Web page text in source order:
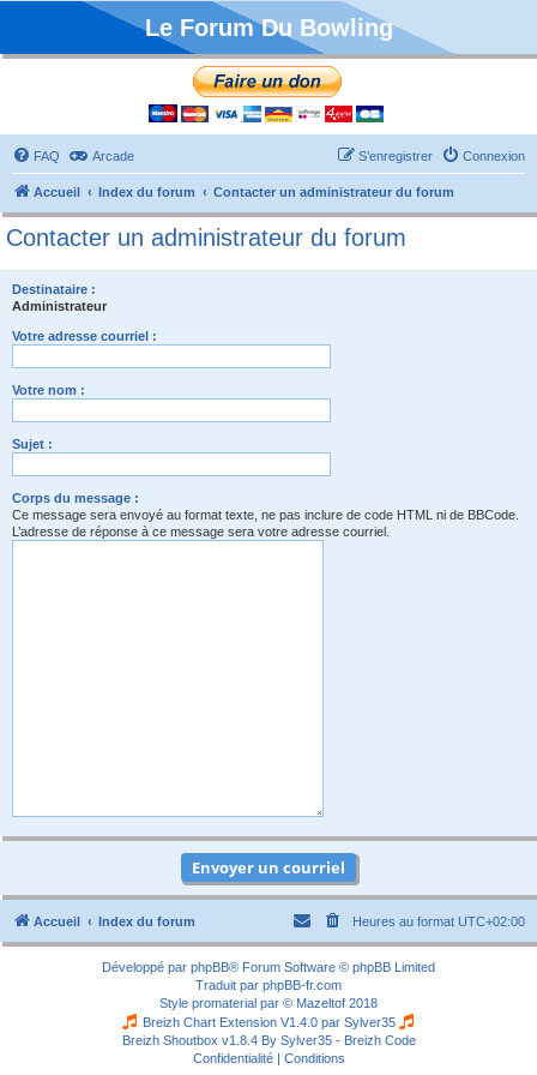
Le Forum Du Bowling
FAQ Arcade Connexion
S’enregistrer
Accueil Index du forum Contacter un administrateur du forum
Contacter un administrateur du forum
Destinataire :
Administrateur
Votre adresse courriel :
Votre nom :
Sujet :
Corps du message :
Ce message sera envoyé au format texte, ne pas inclure de code HTML ni de BBCode.
L’adresse de réponse à ce message sera votre adresse courriel.
Accueil Index du forum Heures au format UTC+02:00
Développé par phpBB® Forum Software © phpBB Limited
Traduit par phpBB-fr.com
Style promaterial par © Mazeltof 2018
Breizh Chart Extension V1.4.0 par Sylver35
Breizh Shoutbox v1.8.4 By Sylver35 - Breizh Code
Confidentialité| Conditions